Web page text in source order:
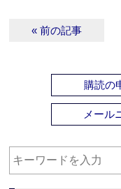
« 前の記事
購読の
メール